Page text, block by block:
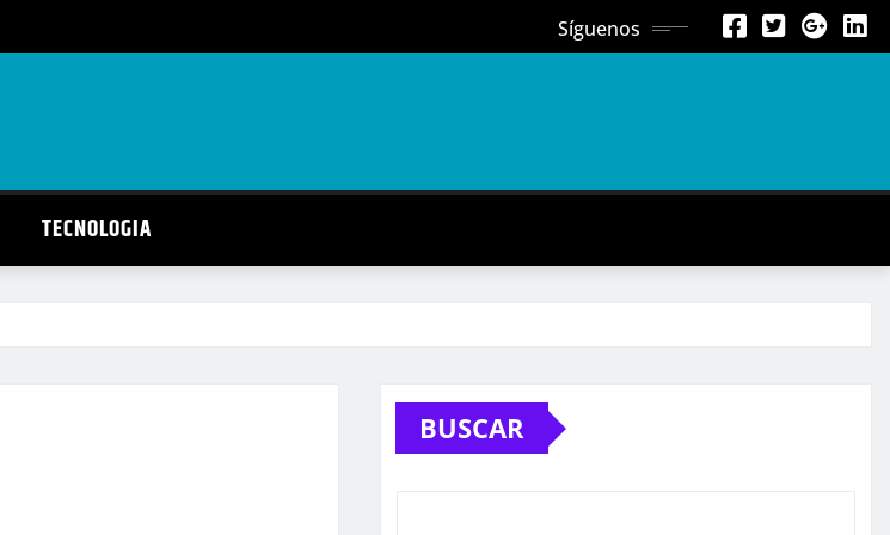
Síguenos
TECNOLOGIA
BUSCAR